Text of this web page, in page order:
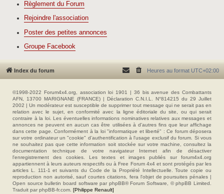
Règlement du Forum
Rejoindre l'association
Poster des petites annonces
Groupe Facebook
Index du forum Heures au format UTC+02:00
©1998-2022 Forum4x4.org, association loi 1901 | 36 bis avenue des Combattants
AFN, 13700 MARIGNANE (FRANCE) | Déclaration C.N.I.L. N°814215 du 29 Juillet
2002 | Un modérateur est susceptible de supprimer tout message qui ne serait pas en
relation avec le sujet, en conformité avec la ligne éditoriale du site, ou qui serait
contraire à la loi. Les éventuelles informations nominatives relatives aux messages et
annonces ne peuvent en aucun cas être utilisées à d'autres fins que leur affichage
dans cette page. Conformément à la loi "informatique et liberté" : Ce forum déposera
sur votre ordinateur un "cookie" d’authentification à l'usage exclusif du forum. Si vous
ne souhaitez pas que cette information soit stockée sur votre machine, consultez la
documentation technique de votre navigateur Internet afin de désactiver
l'enregistrement des cookies. Les textes et images publiés sur forum4x4.org
appartiennent à leurs auteurs respectifs ou à Free Forum 4x4 et sont protégés par les
articles L. 111-1 et suivants du Code de la Propriété Intellectuelle. Toute copie ou
reproduction non autorisé, sauf courtes citations, fera l'objet de poursuites pénales |
Open source bulletin board software par phpBB® Forum Software, © phpBB Limited.
Traduit par phpBB-fr.com. [Philippe Renault]